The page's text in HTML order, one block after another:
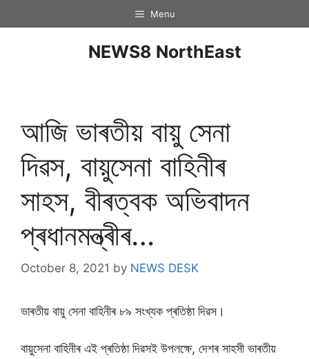
Menu
NEWS8 NorthEast
আজি ভাৰতীয় বায়ু সেনা
দিৱস, বায়ুসেনা বাহিনীৰ
সাহস, বীৰত্বক অভিবাদন
প্ৰধানমন্ত্ৰীৰ…
October 8, 2021 by NEWS DESK
ভাৰতীয় বায়ু সেনা বাহিনীৰ ৮৯ সংখ্যক প্ৰতিষ্ঠা দিৱস।
বায়ুসেনা বাহিনীৰ এই প্ৰতিষ্ঠা দিৱসই উপলক্ষে, দেশৰ সাহসী ভাৰতীয়